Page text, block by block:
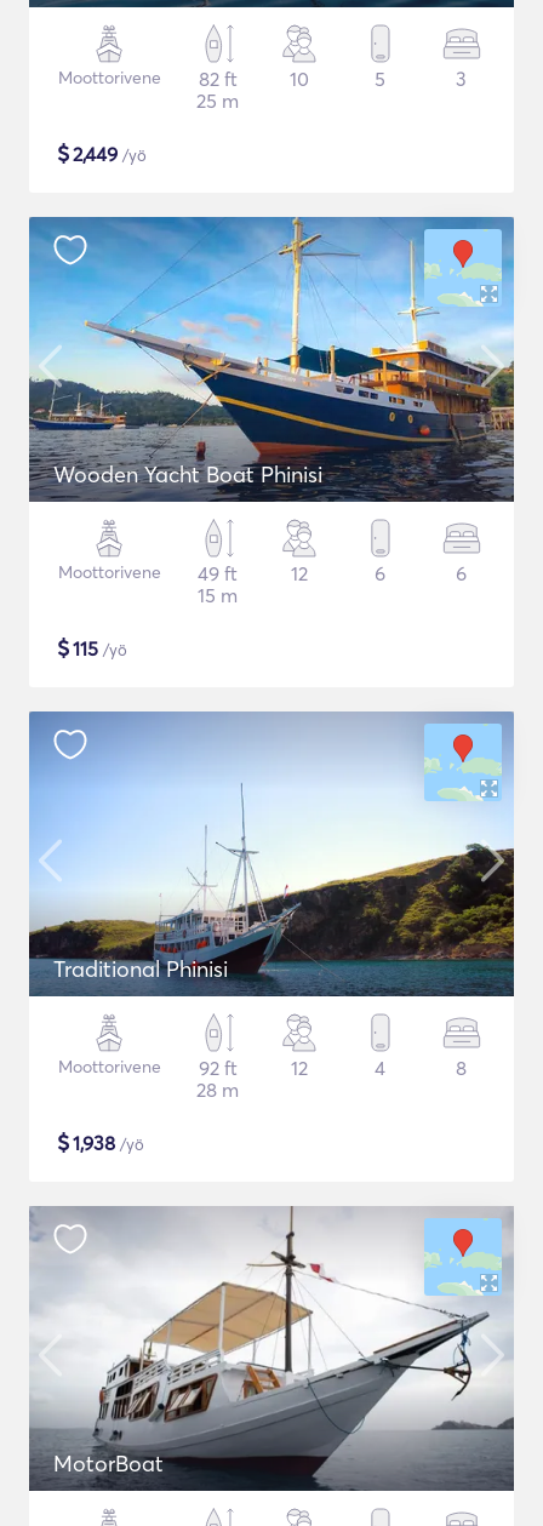
Moottorivene
82 ft
25 m
10 5 3
$2,449 /yö
Wooden Yacht Boat Phinisi
Moottorivene
49 ft
15 m
12 6 6
$115 /yö
Traditional Phinisi
Moottorivene
92 ft
28 m
12 4 8
$1,938 /yö
MotorBoat